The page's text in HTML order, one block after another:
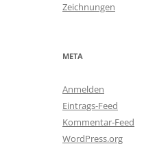
Zeichnungen
META
Anmelden
Eintrags-Feed
Kommentar-Feed
WordPress.org